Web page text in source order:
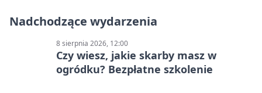
Nadchodzące wydarzenia
8 sierpnia 2026, 12:00
Czy wiesz, jakie skarby masz w
ogródku? Bezpłatne szkolenie